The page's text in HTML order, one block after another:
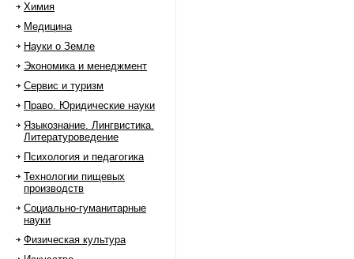
Химия
Медицина
Науки о Земле
Экономика и менеджмент
Сервис и туризм
Право. Юридические науки
Языкознание. Лингвистика.
Литературоведение
Психология и педагогика
Технологии пищевых
производств
Социально-гуманитарные
науки
Физическая культура